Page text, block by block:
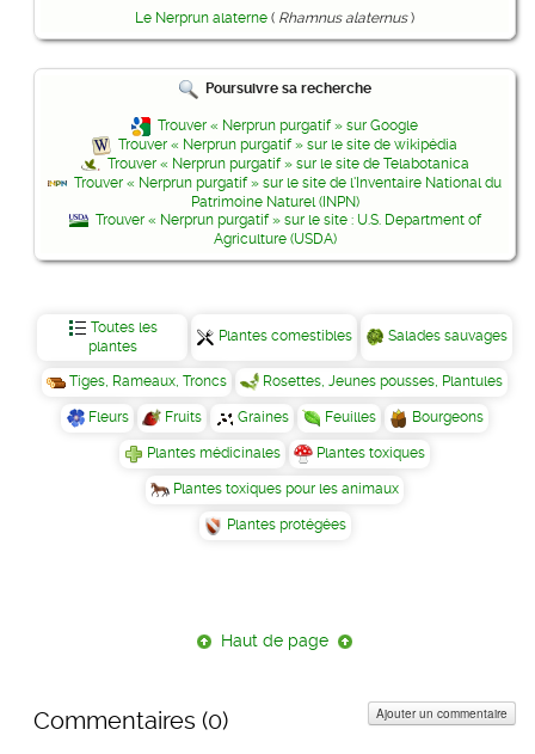
Le Nerprun alaterne ( Rhamnus alaternus)
Poursuivre sa recherche
Trouver « Nerprun purgatif » sur Google
Trouver « Nerprun purgatif » sur le site de wikipédia
Trouver « Nerprun purgatif » sur le site de Telabotanica
Trouver « Nerprun purgatif » sur le site de l'Inventaire National du
Patrimoine Naturel (INPN)
Trouver « Nerprun purgatif » sur le site : U.S. Department of
Agriculture (USDA)
Toutes les
plantes
Plantes comestibles Salades sauvages
Tiges, Rameaux, Troncs Rosettes, Jeunes pousses, Plantules
Fleurs Fruits Graines Feuilles Bourgeons
Plantes médicinales Plantes toxiques
Plantes toxiques pour les animaux
Plantes protégées
Haut de page
Commentaires (0) Ajouter un commentaire